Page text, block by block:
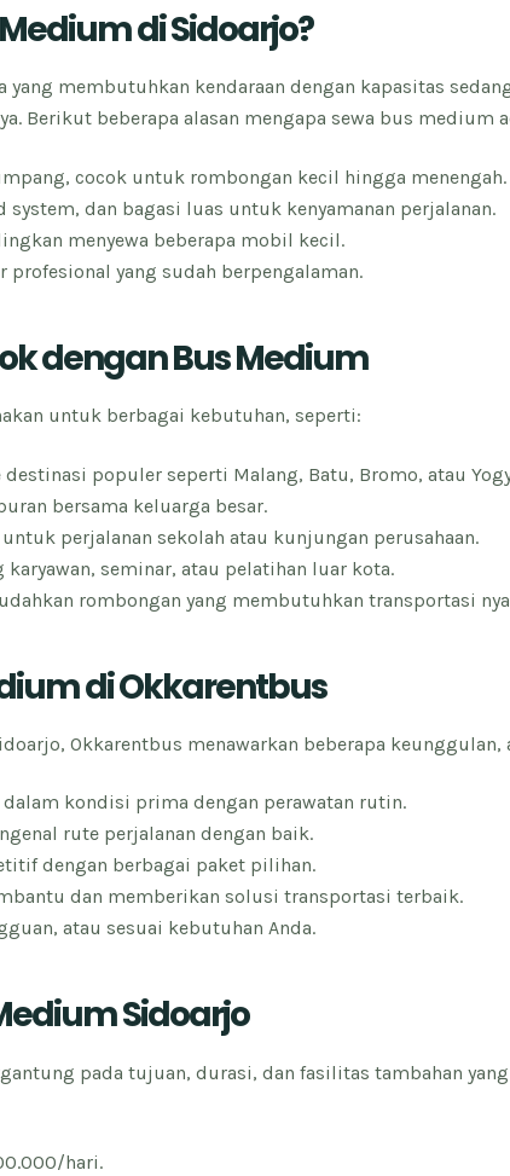
di Sidoarjo?
membutuhkan kendaraan dengan kapasitas
Berikut beberapa alasan mengapa sewa bus medium
cocok untuk rombongan kecil hingga menengah.
system, dan bagasi luas untuk kenyamanan perjalanan.
menyewa beberapa mobil kecil.
profesional yang sudah berpengalaman.
dengan Bus Medium
untuk berbagai kebutuhan, seperti:
destinasi populer seperti Malang, Batu, Bromo, atau
bersama keluarga besar.
untuk perjalanan sekolah atau kunjungan perusahaan.
karyawan, seminar, atau pelatihan luar kota.
rombongan yang membutuhkan transportasi
di Okkarentbus
Okkarentbus menawarkan beberapa keunggulan,
dalam kondisi prima dengan perawatan rutin.
rute perjalanan dengan baik.
dengan berbagai paket pilihan.
dan memberikan solusi transportasi terbaik.
atau sesuai kebutuhan Anda.
Sidoarjo
pada tujuan, durasi, dan fasilitas tambahan
hari.